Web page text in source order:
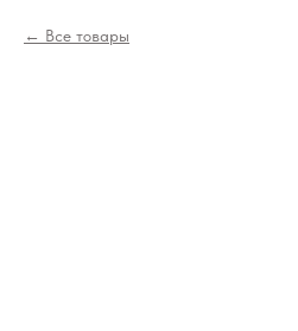
Все товары